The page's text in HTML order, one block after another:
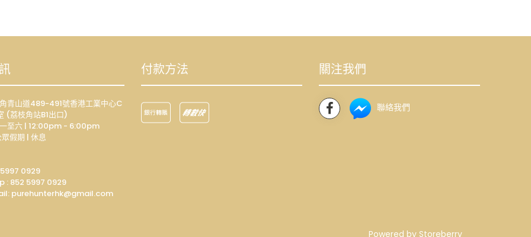
青山道489-491號香港工業中心C
(荔枝角站B1出口)
至六 | 12:00pm - 6:00pm
假期 | 休息
0929
: 852 5997 0929
purehunterhk@gmail.com
付款方法 關注我們
聯絡我們
Powered by Storeberry